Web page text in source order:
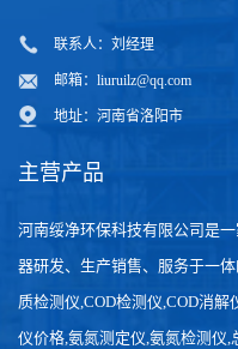
联系人：刘经理
邮箱： liuruilz@qq.com
地址：河南省洛阳市
主营产品
河南绥净环保科技有限公司是
器研发、生产销售、服务于一
质检测仪,COD检测仪,COD消解
仪价格,氨氮测定仪,氨氮检测仪